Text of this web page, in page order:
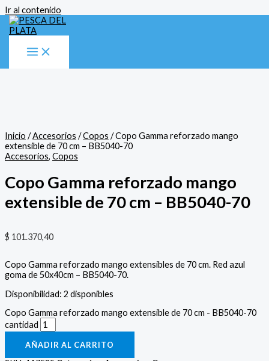
Ir al contenido
Inicio /Accesorios /Copos / Copo Gamma reforzado mango
extensible de 70 cm – BB5040-70
Accesorios, Copos
Copo Gamma reforzado mango
extensible de 70 cm – BB5040-70
$ 101.370,40
Copo Gamma reforzado mango extensibles de 70 cm. Red azul
goma de 50x40cm – BB5040-70.
Disponibilidad: 2 disponibles
Copo Gamma reforzado mango extensible de 70 cm - BB5040-70
cantidad
AÑADIR AL CARRITO